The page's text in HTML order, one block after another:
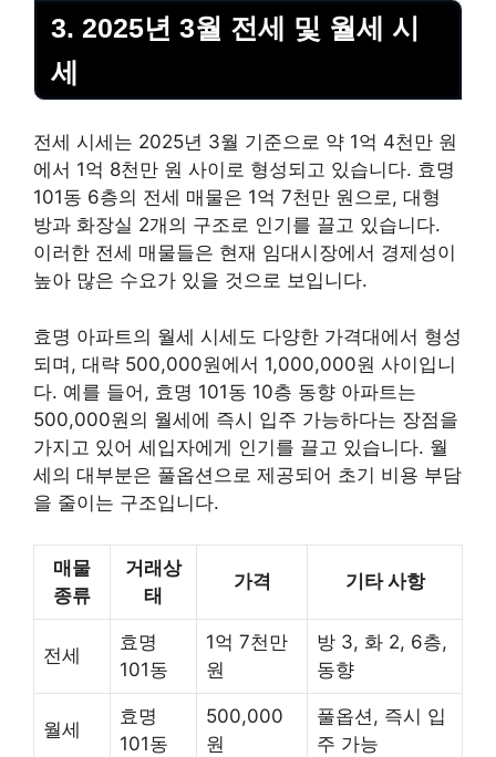
3. 2025년 3월 전세 및 월세 시
세
전세 시세는 2025년 3월 기준으로 약 1억 4천만 원
에서 1억 8천만 원 사이로 형성되고 있습니다. 효명
101동 6층의 전세 매물은 1억 7천만 원으로, 대형
방과 화장실 2개의 구조로 인기를 끌고 있습니다.
이러한 전세 매물들은 현재 임대시장에서 경제성이
높아 많은 수요가 있을 것으로 보입니다.
효명 아파트의 월세 시세도 다양한 가격대에서 형성
되며, 대략 500,000원에서 1,000,000원 사이입니
다. 예를 들어, 효명 101동 10층 동향 아파트는
500,000원의 월세에 즉시 입주 가능하다는 장점을
가지고 있어 세입자에게 인기를 끌고 있습니다. 월
세의 대부분은 풀옵션으로 제공되어 초기 비용 부담
을 줄이는 구조입니다.
매물
종류
거래상
태
가격 기타 사항
전세
효명
101동
1억 7천만
원
방 3, 화 2, 6층,
동향
월세
효명
101동
500,000
원
풀옵션, 즉시 입
주 가능